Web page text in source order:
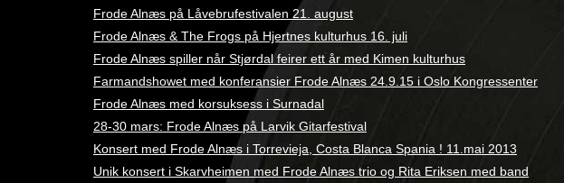
Frode Alnæs på Låvebrufestivalen 21. august
Frode Alnæs & The Frogs på Hjertnes kulturhus 16. juli
Frode Alnæs spiller når Stjørdal feirer ett år med Kimen kulturhus
Farmandshowet med konferansier Frode Alnæs 24.9.15 i Oslo Kongressenter
Frode Alnæs med korsuksess i Surnadal
28-30 mars: Frode Alnæs på Larvik Gitarfestival
Konsert med Frode Alnæs i Torrevieja, Costa Blanca Spania ! 11.mai 2013
Unik konsert i Skarvheimen med Frode Alnæs trio og Rita Eriksen med band